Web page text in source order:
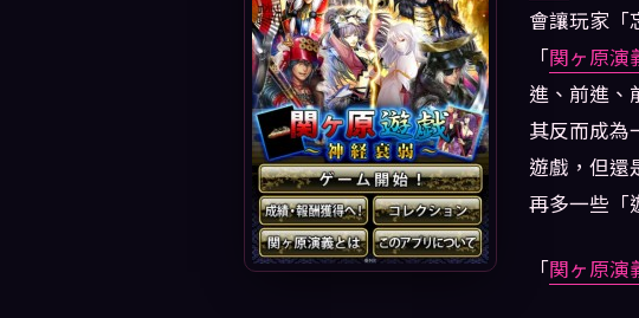
會讓玩家「
「関ヶ原演
進、前進、
其反而成為
遊戲，但還
再多一些「
「関ヶ原演